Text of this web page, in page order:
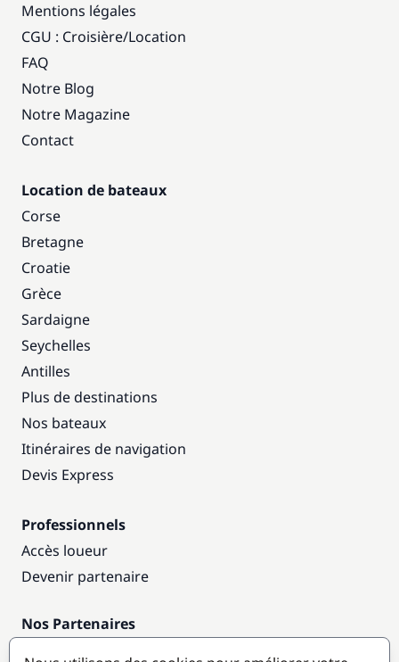
Mentions légales
CGU : Croisière/Location
FAQ
Notre Blog
Notre Magazine
Contact
Location de bateaux
Corse
Bretagne
Croatie
Grèce
Sardaigne
Seychelles
Antilles
Plus de destinations
Nos bateaux
Itinéraires de navigation
Devis Express
Professionnels
Accès loueur
Devenir partenaire
Nos Partenaires